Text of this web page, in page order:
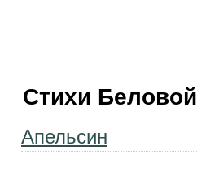
Стихи Беловой
Апельсин